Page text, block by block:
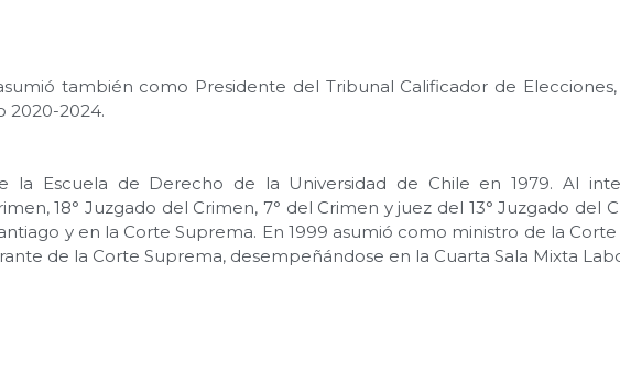
también como Presidente del Tribunal Calificador de
2020-2024.
la Escuela de Derecho de la Universidad de Chile en 1979. Al
18° Juzgado del Crimen, 7° del Crimen y juez del 13° Juzgado del
y en la Corte Suprema. En 1999 asumió como ministro de la
de la Corte Suprema, desempeñándose en la Cuarta Sala Mixta